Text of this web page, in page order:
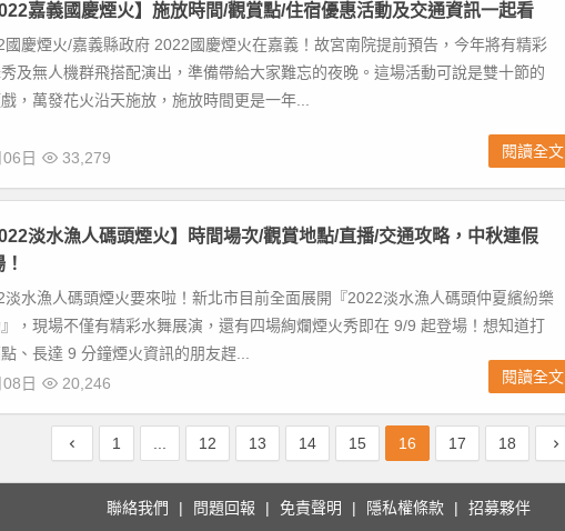
嘉義國慶煙火】施放時間/觀賞點/住宿優惠活動及交通資訊一起看
國慶煙火/嘉義縣政府 2022國慶煙火在嘉義！故宮南院提前預告，今年將有精彩
及無人機群飛搭配演出，準備帶給大家難忘的夜晚。這場活動可說是雙十節的
，萬發花火沿天施放，施放時間更是一年...
日 33,279 閱讀全文
淡水漁人碼頭煙火】時間場次/觀賞地點/直播/交通攻略，中秋連假
淡水漁人碼頭煙火要來啦！新北市目前全面展開『2022淡水漁人碼頭仲夏繽紛樂
，現場不僅有精彩水舞展演，還有四場絢爛煙火秀即在 9/9 起登場！想知道打
、長達 9 分鐘煙火資訊的朋友趕...
日
20,246 閱讀全文
1 12 13 14 15 16 17 18
聯絡我們 問題回報 免責聲明 隱私權條款 招募夥伴